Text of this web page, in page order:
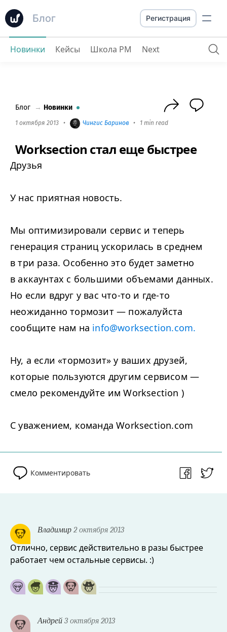
Блог
Worksection стал еще быстрее
Регистрация
Новинки Кейсы Школа PM Next
Блог → Новинки
1 октября 2013 • Чингиc Баринов • 1 min read
Worksection стал еще быстрее
Друзья
У нас приятная новость.
Мы оптимизировали сервис и теперь
генерация страниц ускорилась в среднем
в три раза. Особенно это будет заметно
в аккаунтах с большими объемами данных.
Но если вдруг у вас что-то и где-то
неожиданно тормозит — пожалуйста
сообщите нам на info@worksection.com.
Ну, а если «тормозит» у ваших друзей,
которые пользуются другим сервисом —
смело рекомендуйте им Worksection )
C уважением, команда Worksection.com
Комментировать
Владимир 2 октября 2013
Отлично, сервис действительно в разы быстрее
работает чем остальные сервисы. :)
Андрей 3 октября 2013